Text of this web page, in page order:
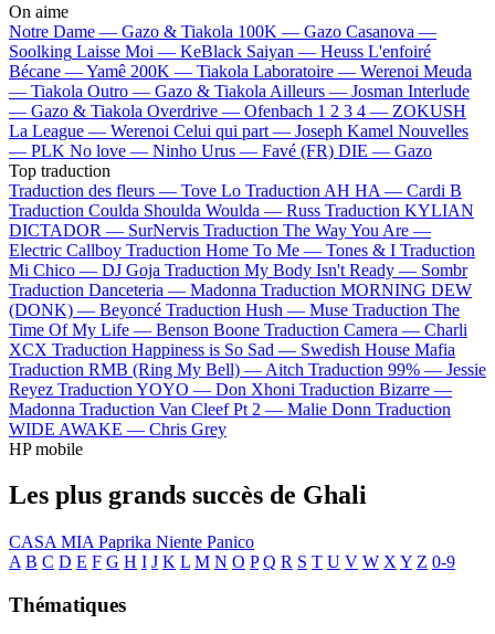
On aime
Notre Dame — Gazo & Tiakola 100K — Gazo Casanova —
Soolking Laisse Moi — KeBlack Saiyan — Heuss L'enfoiré
Bécane —Yamê 200K — Tiakola Laboratoire — Werenoi Meuda
— Tiakola Outro — Gazo & Tiakola Ailleurs — Josman Interlude
— Gazo & Tiakola Overdrive — Ofenbach 1 2 3 4 — ZOKUSH
La League — Werenoi Celui qui part — Joseph Kamel Nouvelles
— PLK No love — Ninho Urus — Favé (FR) DIE — Gazo
Top traduction
Traduction des fleurs — Tove Lo Traduction AH HA — Cardi B
Traduction Coulda Shoulda Woulda — Russ Traduction KYLIAN
DICTADOR — SurNervis Traduction The Way You Are —
Electric Callboy Traduction Home To Me — Tones & I Traduction
Mi Chico — DJ Goja Traduction My Body Isn't Ready — Sombr
Traduction Danceteria — Madonna Traduction MORNING DEW
(DONK) — Beyoncé Traduction Hush — Muse Traduction The
Time Of My Life — Benson Boone Traduction Camera — Charli
XCX Traduction Happiness is So Sad — Swedish House Mafia
Traduction RMB (Ring My Bell) — Aitch Traduction 99% — Jessie
Reyez Traduction YOYO — Don Xhoni Traduction Bizarre —
Madonna Traduction Van Cleef Pt 2 — Malie Donn Traduction
WIDE AWAKE — Chris Grey
HP mobile
Les plus grands succès de Ghali
CASA MIA Paprika Niente Panico
A B C D E F G H I J K L M N O P Q R S T U V W X Y Z 0-9
Thématiques